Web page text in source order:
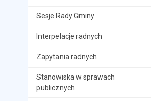
Sesje Rady Gminy
Interpelacje radnych
Zapytania radnych
Stanowiska w sprawach
publicznych